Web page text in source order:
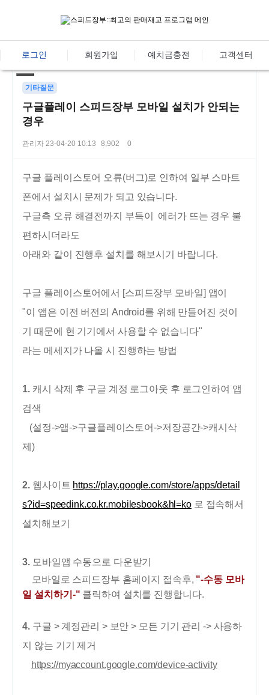
로그인 회원가입 예치금충전 고객센터
기타질문
구글플레이 스피드장부 모바일 설치가 안되는
경우
관리자 23-04-20 10:13 8,902 0
본문
구글 플레이스토어 오류(버그)로 인하여 일부 스마트
폰에서 설치시 문제가 되고 있습니다.
구글측 오류 해결전까지 부득이 에러가 뜨는 경우 불
편하시더라도
아래와 같이 진행후 설치를 해보시기 바랍니다.
구글 플레이스토어에서 [스피드장부 모바일] 앱이
"이 앱은 이전 버전의 Android를 위해 만들어진 것이
기 때문에 현 기기에서 사용할 수 없습니다"
라는 메세지가 나올 시 진행하는 방법
1. 캐시 삭제 후 구글 계정 로그아웃 후 로그인하여 앱
검색
(설정->앱->구글플레이스토어->저장공간->캐시삭
제)
2. 웹사이트 https://play.google.com/store/apps/detail
s?id=speedink.co.kr.mobilesbook&hl=ko로 접속해서
설치해보기
3. 모바일앱 수동으로 다운받기
모바일로 스피드장부 홈페이지 접속후, "-수동 모바
일 설치하기-" 클릭하여 설치를 진행합니다.
4. 구글 > 계정관리 > 보안 > 모든 기기 관리 -> 사용하
지 않는 기기 제거
https://myaccount.google.com/device-activity